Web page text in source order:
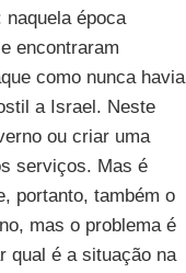
época
encontraram
como nunca havia
a Israel. Neste
ou criar uma
serviços. Mas é
portanto, também o
mas o problema é
qual é a situação na